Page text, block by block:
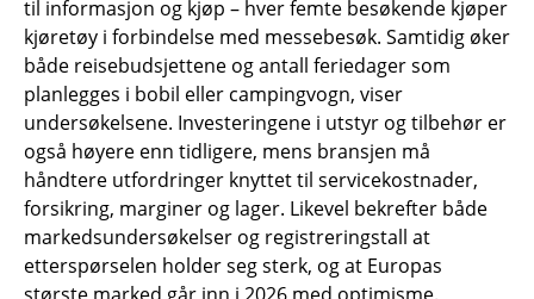
til informasjon og kjøp – hver femte besøkende kjøper
kjøretøy i forbindelse med messebesøk. Samtidig øker
både reisebudsjettene og antall feriedager som
planlegges i bobil eller campingvogn, viser
undersøkelsene. Investeringene i utstyr og tilbehør er
også høyere enn tidligere, mens bransjen må
håndtere utfordringer knyttet til servicekostnader,
forsikring, marginer og lager. Likevel bekrefter både
markedsundersøkelser og registreringstall at
etterspørselen holder seg sterk, og at Europas